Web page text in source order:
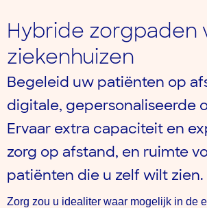
Hybride zorgpaden
ziekenhuizen
Begeleid uw patiënten op
digitale, gepersonaliseerde
Ervaar extra capaciteit en
zorg op afstand, en ruimte
patiënten die u zelf wilt zien.
Zorg zou u idealiter waar mogelijk in de